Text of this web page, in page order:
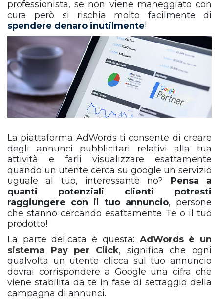
professionista, se non viene maneggiato con
cura però si rischia molto facilmente di
spendere denaro inutilmente!
La piattaforma AdWords ti consente di creare
degli annunci pubblicitari relativi alla tua
attività e farli visualizzare esattamente
quando un utente cerca su google un servizio
uguale al tuo, interessante no? Pensa a
quanti potenziali clienti potresti
raggiungere con il tuo annuncio, persone
che stanno cercando esattamente Te o il tuo
prodotto!
La parte delicata è questa: AdWords è un
sistema Pay per Click, significa che ogni
qualvolta un utente clicca sul tuo annuncio
dovrai corrispondere a Google una cifra che
viene stabilita da te in fase di settaggio della
campagna di annunci.